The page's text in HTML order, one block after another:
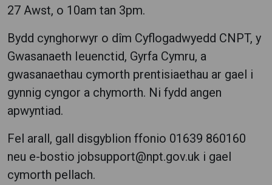
27 Awst, o 10am tan 3pm.
Bydd cynghorwyr o dîm Cyflogadwyedd CNPT, y
Gwasanaeth Ieuenctid, Gyrfa Cymru, a
gwasanaethau cymorth prentisiaethau ar gael i
gynnig cyngor a chymorth. Ni fydd angen
apwyntiad.
Fel arall, gall disgyblion ffonio 01639 860160
neu e-bostio jobsupport@npt.gov.uk i gael
cymorth pellach.